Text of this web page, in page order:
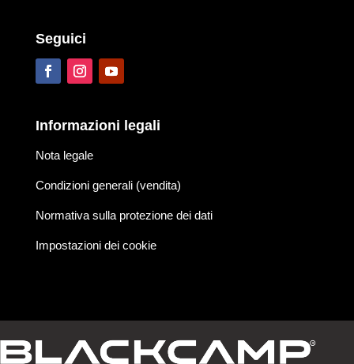
Seguici
Informazioni legali
Nota legale
Condizioni generali (vendita)
Normativa sulla protezione dei dati
Impostazioni dei cookie